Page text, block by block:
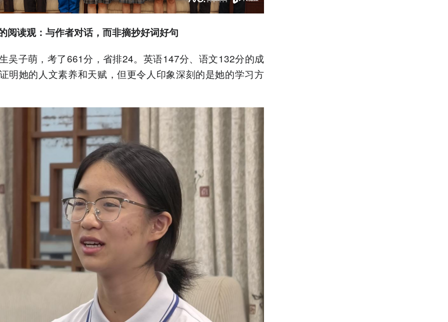
阅读观：与作者对话，而非摘抄好词好句
吴子萌，考了661分，省排24。英语147分、语文132分的成
明她的人文素养和天赋，但更令人印象深刻的是她的学习方